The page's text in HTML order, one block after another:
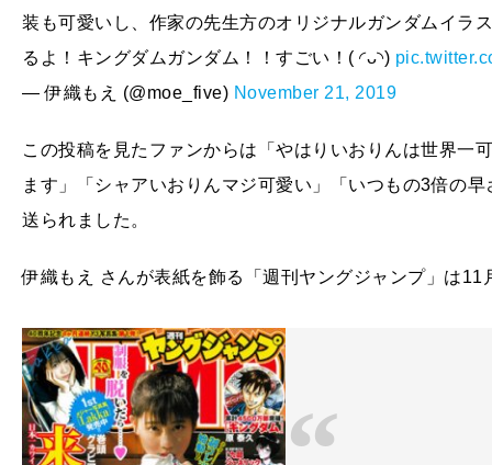
装も可愛いし、作家の先生方のオリジナルガンダムイラ
るよ！キングダムガンダム！！すごい！( ◜ᴗ◝)
— 伊織もえ (@moe_five) November 21, 2019
この投稿を見たファンからは「やはりいおりんは世界一
ます」「シャアいおりんマジ可愛い」「いつもの3倍の
送られました。
伊織もえ さんが表紙を飾る「週刊ヤングジャンプ」は11